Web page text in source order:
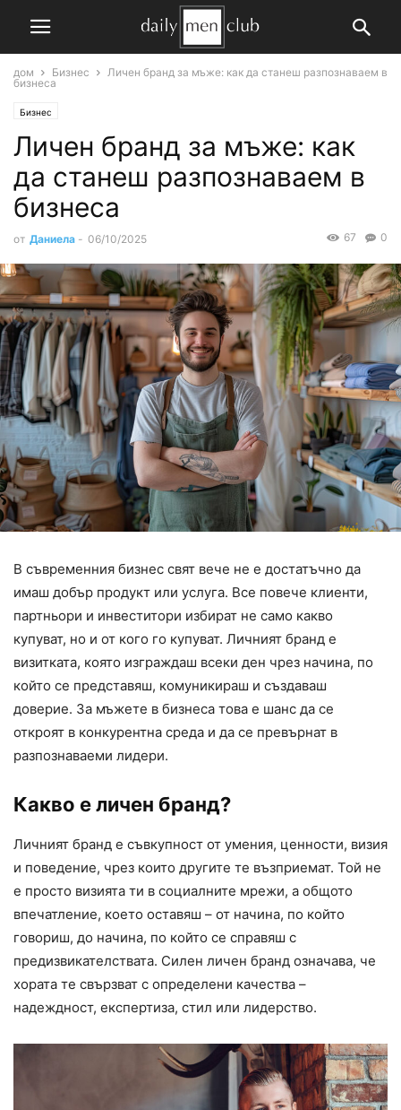
дом Бизнес
Личен бранд за мъже: как да станеш разпознаваем в
бизнеса
Бизнес
Личен бранд за мъже: как
да станеш разпознаваем в
бизнеса
от Даниела - 06/10/2025 0
67
В съвременния бизнес свят вече не е достатъчно да
имаш добър продукт или услуга. Все повече клиенти,
партньори и инвеститори избират не само какво
купуват, но и от кого го купуват. Личният бранд е
визитката, която изграждаш всеки ден чрез начина, по
който се представяш, комуникираш и създаваш
доверие. За мъжете в бизнеса това е шанс да се
откроят в конкурентна среда и да се превърнат в
разпознаваеми лидери.
Какво е личен бранд?
Личният бранд е съвкупност от умения, ценности, визия
и поведение, чрез които другите те възприемат. Той не
е просто визията ти в социалните мрежи, а общото
впечатление, което оставяш – от начина, по който
говориш, до начина, по който се справяш с
предизвикателствата. Силен личен бранд означава, че
хората те свързват с определени качества –
надеждност, експертиза, стил или лидерство.